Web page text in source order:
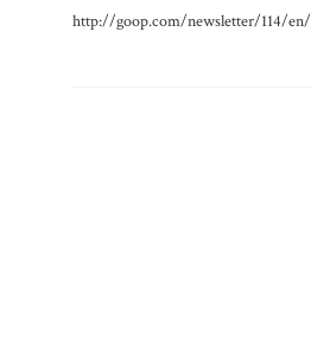
http://goop.com/newsletter/114/en/